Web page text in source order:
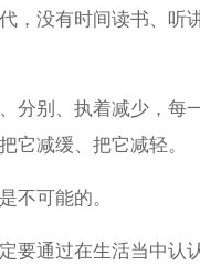
，没有时间读书、听
分别、执着减少，每
它减缓、把它减轻。
不可能的。
要通过在生活当中认